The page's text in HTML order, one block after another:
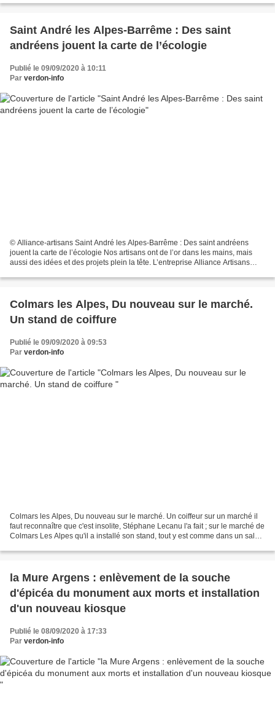
Saint André les Alpes-Barrême : Des saint
andréens jouent la carte de l’écologie
Publié le 09/09/2020 à 10:11
Par verdon-info
© Alliance-artisans Saint André les Alpes-Barrême : Des saint andréens
jouent la carte de l’écologie Nos artisans ont de l’or dans les mains, mais
aussi des idées et des projets plein la tête. L’entreprise Alliance Artisans
Colmars les Alpes, Du nouveau sur le marché.
Un stand de coiffure
Publié le 09/09/2020 à 09:53
Par verdon-info
Colmars les Alpes, Du nouveau sur le marché. Un coiffeur sur un marché il
faut reconnaître que c'est insolite, Stéphane Lecanu l'a fait ; sur le marché de
Colmars Les Alpes qu'il a installé son stand, tout y est comme dans un salon
la Mure Argens : enlèvement de la souche
d'épicéa du monument aux morts et installation
d'un nouveau kiosque
Publié le 08/09/2020 à 17:33
Par verdon-info